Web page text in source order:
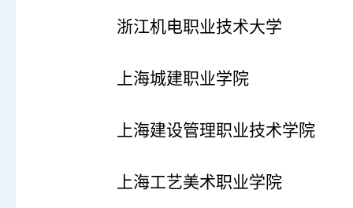
浙江机电职业技术大学
上海城建职业学院
上海建设管理职业技术学院
上海工艺美术职业学院